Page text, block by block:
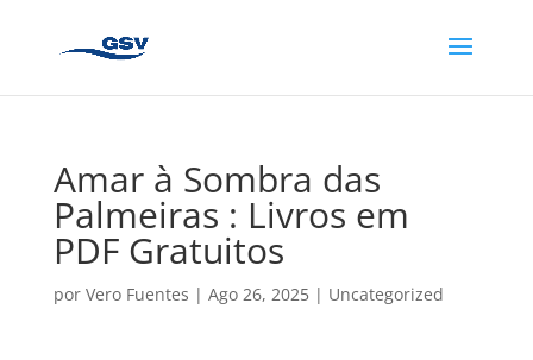
Amar à Sombra das
Palmeiras : Livros em
PDF Gratuitos
por Vero Fuentes | Ago 26, 2025| Uncategorized